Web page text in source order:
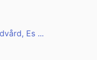
Es ...